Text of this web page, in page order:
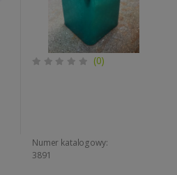
(0)
Numer katalogowy:
3891